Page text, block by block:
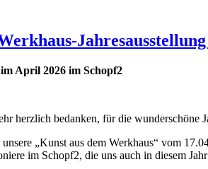
Jahresausstellung
April 2026 im Schopf2
herzlich bedanken, für die wunderschöne
„Kunst aus dem Werkhaus“ vom
im Schopf2, die uns auch in diesem